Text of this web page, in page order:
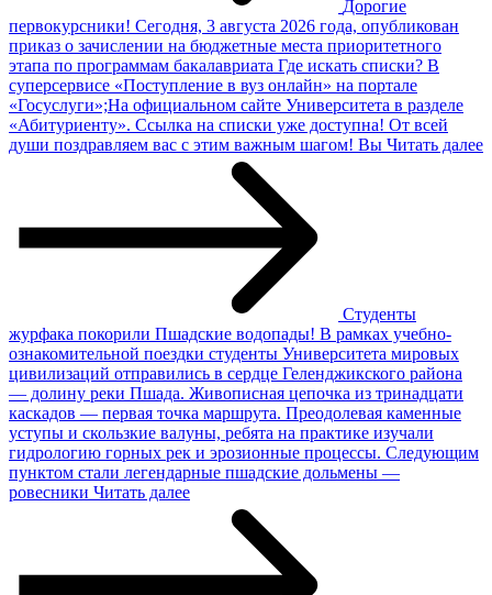
Дорогие
первокурсники! Сегодня, 3 августа 2026 года, опубликован
приказ о зачислении на бюджетные места приоритетного
этапа по программам бакалавриата Где искать списки? В
суперсервисе «Поступление в вуз онлайн» на портале
«Госуслуги»;На официальном сайте Университета в разделе
«Абитуриенту». Ссылка на списки уже доступна! От всей
души поздравляем вас с этим важным шагом! Вы Читать далее
Студенты
журфака покорили Пшадские водопады! В рамках учебно-
ознакомительной поездки студенты Университета мировых
цивилизаций отправились в сердце Геленджикского района
— долину реки Пшада. Живописная цепочка из тринадцати
каскадов — первая точка маршрута. Преодолевая каменные
уступы и скользкие валуны, ребята на практике изучали
гидрологию горных рек и эрозионные процессы. Следующим
пунктом стали легендарные пшадские дольмены —
ровесники Читать далее